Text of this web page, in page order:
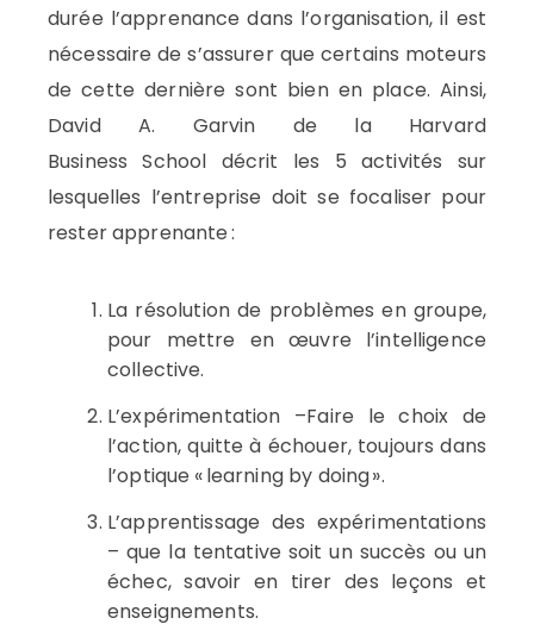
durée l’apprenance dans l’organisation, il est
nécessaire de s’assurer que certains moteurs
de cette dernière sont bien en place.Ainsi,
David A. Garvin de la Harvard
BusinessSchool décrit les 5 activités sur
lesquelles l’entreprise doit se focaliser pour
rester apprenante :
La résolution de problèmes en groupe,
pour mettre en œuvre l’intelligence
collective.
L’expérimentation –Faire le choix de
l’action, quitte à échouer, toujours dans
l’optique «learningby doing».
L’apprentissage des expérimentations
– que la tentative soit un succès ou un
échec, savoir en tirerdes leçons et
enseignements.